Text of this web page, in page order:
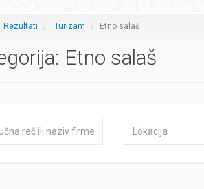
Rezultati Turizam Etno salaš
Etno salaš